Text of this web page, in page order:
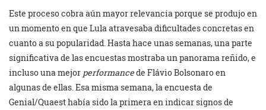
Este proceso cobra aún mayor relevancia porque se produjo en
un momento en que Lula atravesaba dificultades concretas en
cuanto a su popularidad. Hasta hace unas semanas, una parte
significativa de las encuestas mostraba un panorama reñido, e
incluso una mejor performancede Flávio Bolsonaro en
algunas de ellas. Esa misma semana, la encuesta de
Genial/Quaest había sido la primera en indicar signos de